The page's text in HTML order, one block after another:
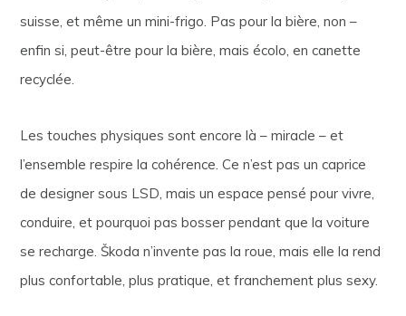
suisse, et même un mini-frigo. Pas pour la bière, non –
enfin si, peut-être pour la bière, mais écolo, en canette
recyclée.
Les touches physiques sont encore là – miracle – et
l’ensemble respire la cohérence. Ce n’est pas un caprice
de designer sous LSD, mais un espace pensé pour vivre,
conduire, et pourquoi pas bosser pendant que la voiture
se recharge. Škoda n’invente pas la roue, mais elle la rend
plus confortable, plus pratique, et franchement plus sexy.